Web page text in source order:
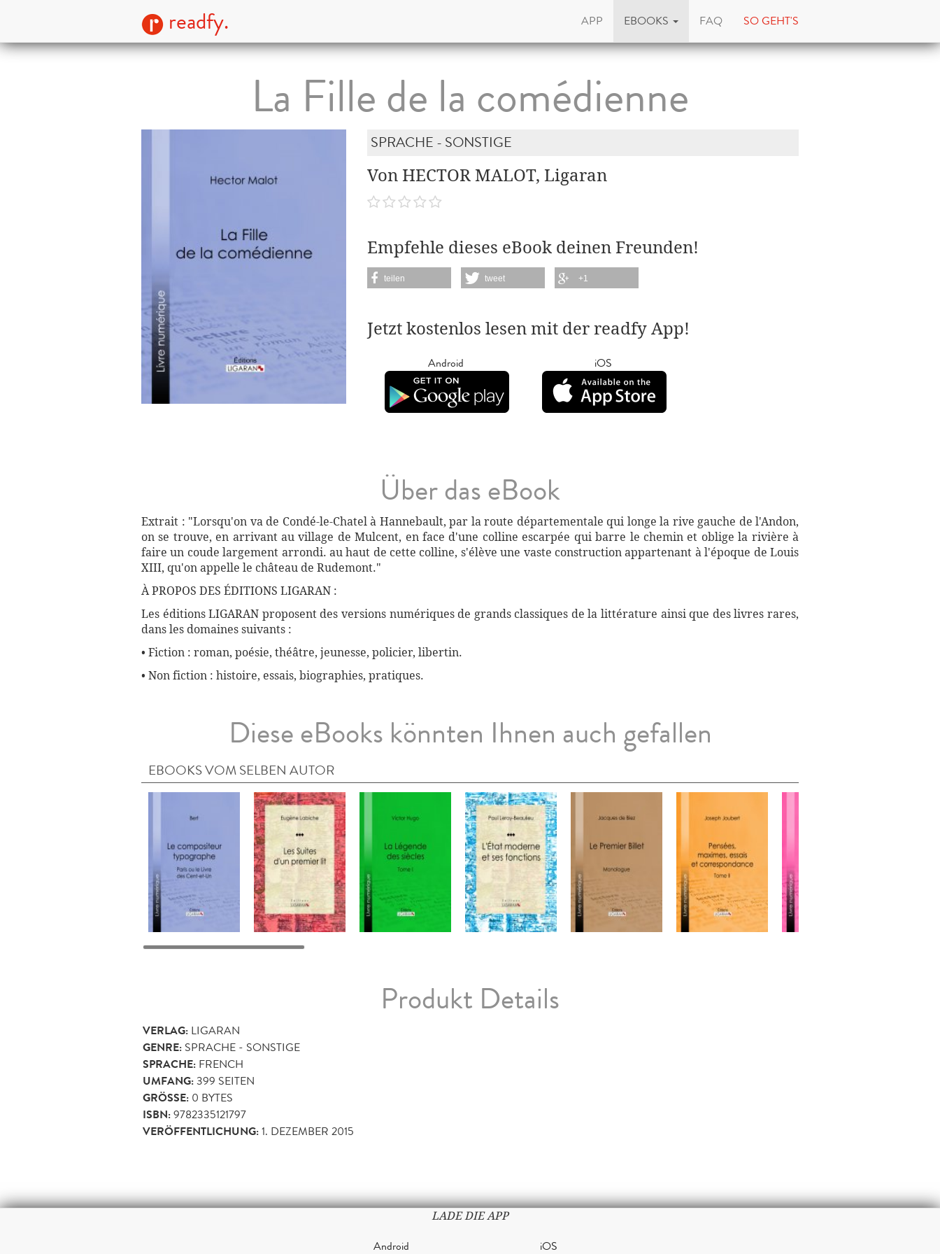
readfy. APP EBOOKS FAQ SO GEHT'S
La Fille de la comédienne
SPRACHE - SONSTIGE
Von HECTOR MALOT, Ligaran
Empfehle dieses eBook deinen Freunden!
teilen tweet +1
Jetzt kostenlos lesen mit der readfy App!
Android iOS
Über das eBook
Extrait : "Lorsqu'on va de Condé-le-Chatel à Hannebault, par la route départementale qui longe la rive gauche de l'Andon,
on se trouve, en arrivant au village de Mulcent, en face d'une colline escarpée qui barre le chemin et oblige la rivière à
faire un coude largement arrondi. au haut de cette colline, s'élève une vaste construction appartenant à l'époque de Louis
XIII, qu'on appelle le château de Rudemont."
À PROPOS DES ÉDITIONS LIGARAN :
Les éditions LIGARAN proposent des versions numériques de grands classiques de la littérature ainsi que des livres rares,
dans les domaines suivants :
• Fiction : roman, poésie, théâtre, jeunesse, policier, libertin.
• Non fiction : histoire, essais, biographies, pratiques.
Diese eBooks könnten Ihnen auch gefallen
EBOOKS VOM SELBEN AUTOR
Produkt Details
VERLAG: LIGARAN
GENRE: SPRACHE - SONSTIGE
SPRACHE: FRENCH
UMFANG:399 SEITEN
GRÖSSE: 0 BYTES
ISBN:9782335121797
VERÖFFENTLICHUNG:1. DEZEMBER 2015
LADE DIE APP
Android iOS